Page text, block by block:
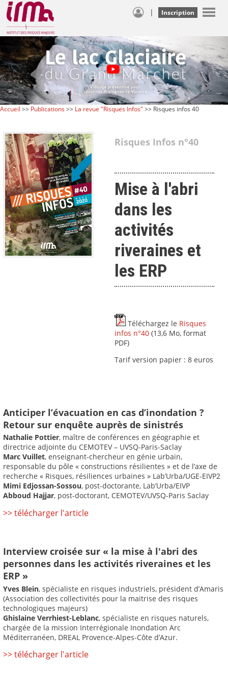
| Inscription
Accueil >> Publications>> La revue "Risques Infos" >> Risques infos 40
Risques Infos n°40
Mise à l'abri
dans les
activités
riveraines et
les ERP
Téléchargez le Risques
infos n°40(13,6 Mo, format
PDF)
Tarif version papier : 8 euros
Anticiper l’évacuation en cas d’inondation ?
Retour sur enquête auprès de sinistrés
Nathalie Pottier, maître de conférences en géographie et
directrice adjointe du CEMOTEV – UVSQ-Paris-Saclay
Marc Vuillet, enseignant-chercheur en génie urbain,
responsable du pôle « constructions résilientes » et de l’axe de
recherche « Risques, résiliences urbaines » Lab’Urba/UGE-EIVP2
Mimi Edjossan-Sossou, post-doctorante, Lab’Urba/EIVP
Abboud Hajjar, post-doctorant, CEMOTEV/UVSQ-Paris Saclay
>> télécharger l'article
Interview croisée sur « la mise à l'abri des
personnes dans les activités riveraines et les
ERP »
Yves Blein, spécialiste en risques industriels, président d’Amaris
(Association des collectivités pour la maitrise des risques
technologiques majeurs)
Ghislaine Verrhiest-Leblanc, spécialiste en risques naturels,
chargée de la mission Interrégionale Inondation Arc
Méditerranéen, DREAL Provence-Alpes-Côte d’Azur.
>> télécharger l'article